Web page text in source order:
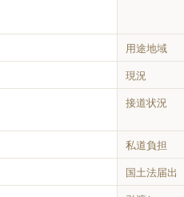
用途地域
現況
接道状況
私道負担
国土法届出